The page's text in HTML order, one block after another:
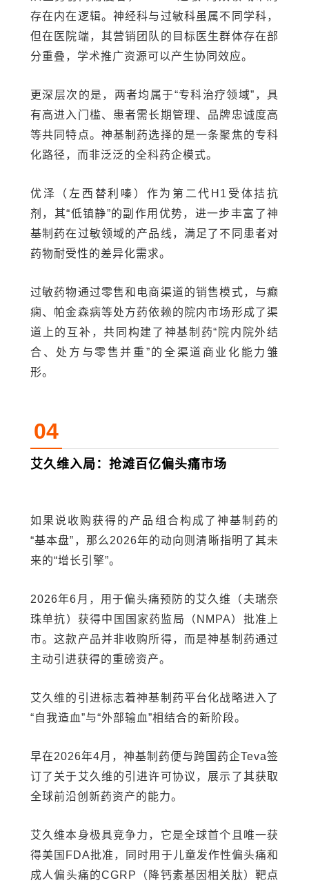
存在内在逻辑。神经科与过敏科虽属不同学科，
但在医院端，其营销团队的目标医生群体存在部
分重叠，学术推广资源可以产生协同效应。
更深层次的是，两者均属于“专科治疗领域”，具
有高进入门槛、患者需长期管理、品牌忠诚度高
等共同特点。神基制药选择的是一条聚焦的专科
化路径，而非泛泛的全科药企模式。
优泽（左西替利嗪）作为第二代H1受体拮抗
剂，其“低镇静”的副作用优势，进一步丰富了神
基制药在过敏领域的产品线，满足了不同患者对
药物耐受性的差异化需求。
过敏药物通过零售和电商渠道的销售模式，与癫
痫、帕金森病等处方药依赖的院内市场形成了渠
道上的互补，共同构建了神基制药“院内院外结
合、处方与零售并重”的全渠道商业化能力雏
形。
04
艾久维入局：抢滩百亿偏头痛市场
如果说收购获得的产品组合构成了神基制药的
“基本盘”，那么2026年的动向则清晰指明了其未
来的“增长引擎”。
2026年6月，用于偏头痛预防的艾久维（夫瑞奈
珠单抗）获得中国国家药监局（NMPA）批准上
市。这款产品并非收购所得，而是神基制药通过
主动引进获得的重磅资产。
艾久维的引进标志着神基制药平台化战略进入了
“自我造血”与“外部输血”相结合的新阶段。
早在2026年4月，神基制药便与跨国药企Teva签
订了关于艾久维的引进许可协议，展示了其获取
全球前沿创新药资产的能力。
艾久维本身极具竞争力，它是全球首个且唯一获
得美国FDA批准，同时用于儿童发作性偏头痛和
成人偏头痛的CGRP（降钙素基因相关肽）靶点